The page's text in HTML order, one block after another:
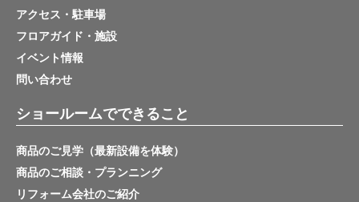
アクセス・駐車場
フロアガイド・施設
イベント情報
問い合わせ
ショールームでできること
商品のご見学（最新設備を体験）
商品のご相談・プランニング
リフォーム会社のご紹介